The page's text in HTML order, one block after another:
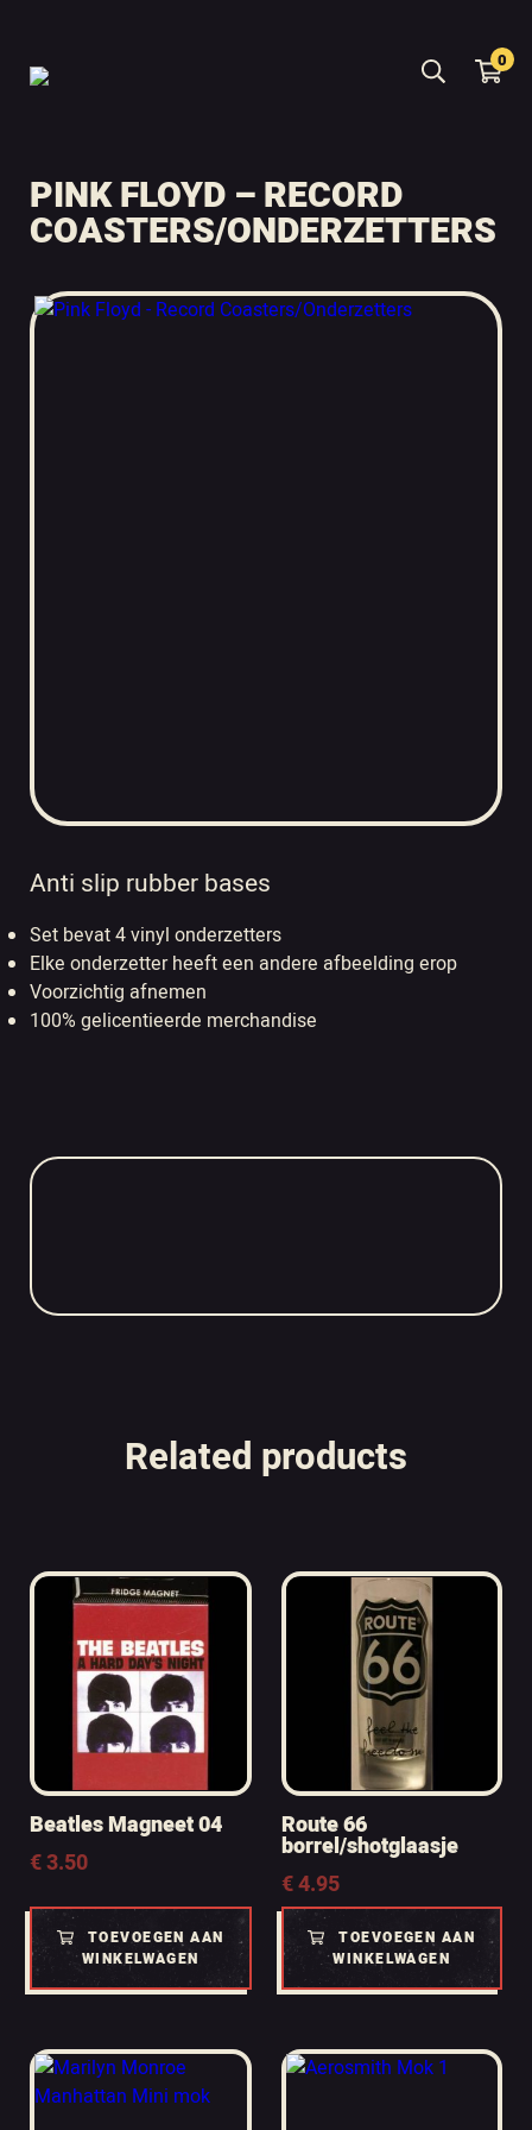
0
PINK FLOYD – RECORD
COASTERS/ONDERZETTERS
Anti slip rubber bases
Set bevat 4 vinyl onderzetters
Elke onderzetter heeft een andere afbeelding erop
Voorzichtig afnemen
100% gelicentieerde merchandise
Related products
Beatles Magneet 04
€3.50
TOEVOEGEN AAN
WINKELWAGEN
Route 66
borrel/shotglaasje
€4.95
TOEVOEGEN AAN
WINKELWAGEN